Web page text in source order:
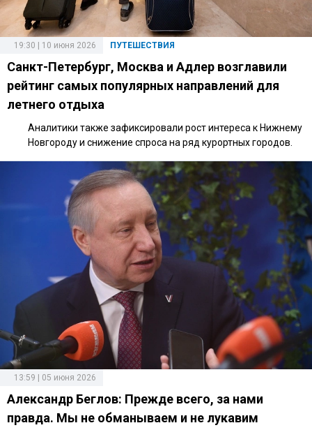
ПУТЕШЕСТВИЯ
19:30 | 10 июня 2026
Санкт-Петербург, Москва и Адлер возглавили
рейтинг самых популярных направлений для
летнего отдыха
Аналитики также зафиксировали рост интереса к Нижнему
Новгороду и снижение спроса на ряд курортных городов.
13:59 | 05 июня 2026
Александр Беглов: Прежде всего, за нами
правда. Мы не обманываем и не лукавим